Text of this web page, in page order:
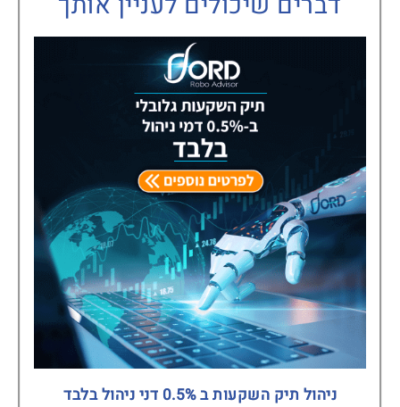
ניהול תיק השקעות ב 0.5% דני ניהול בלבד